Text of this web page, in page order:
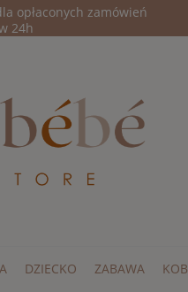
opłaconych zamówień
24h
DZIECKO ZABAWA